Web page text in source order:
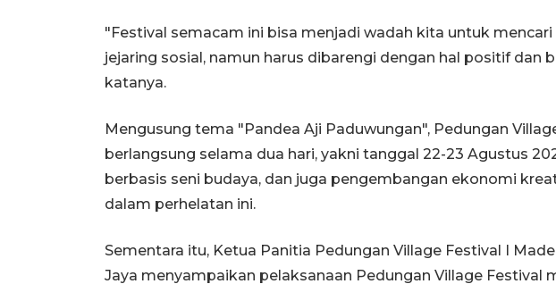
"Festival semacam ini bisa menjadi wadah kita untuk
jejaring sosial, namun harus dibarengi dengan hal positif dan
katanya.
Mengusung tema "Pandea Aji Paduwungan", Pedungan
berlangsung selama dua hari, yakni tanggal 22-23 Agustus
berbasis seni budaya, dan juga pengembangan ekonomi
dalam perhelatan ini.
Sementara itu, Ketua Panitia Pedungan Village Festival I
Jaya menyampaikan pelaksanaan Pedungan Village Festival